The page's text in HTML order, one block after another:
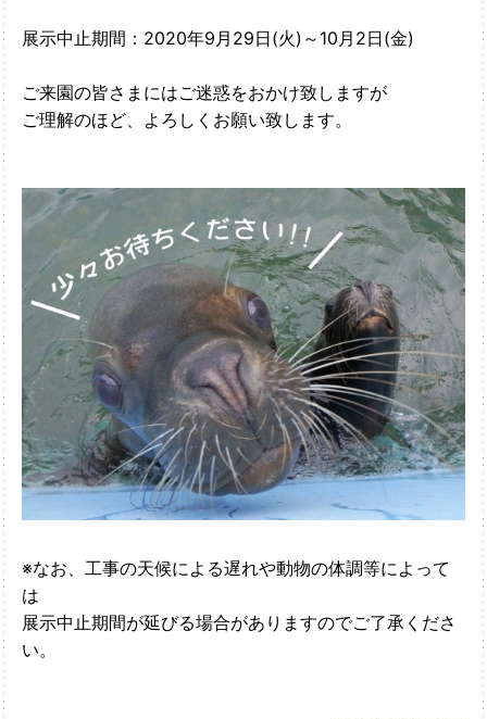
展示中止期間：2020年9月29日(火)～10月2日(金)
ご来園の皆さまにはご迷惑をおかけ致しますが
ご理解のほど、よろしくお願い致します。
※なお、工事の天候による遅れや動物の体調等によって
は
展示中止期間が延びる場合がありますのでご了承くださ
い。